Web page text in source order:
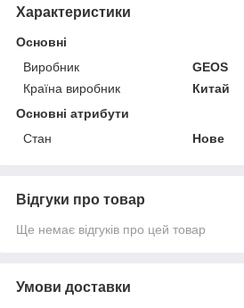
Характеристики
Основні
Виробник
GEOS
Країна виробник
Китай
Основні атрибути
Стан
Нове
Відгуки про товар
Ще немає відгуків про цей товар
Умови доставки